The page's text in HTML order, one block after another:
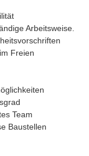
Arbeitsweise.
Freien
Team
Baustellen